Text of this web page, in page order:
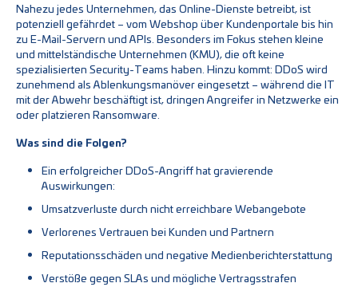
Nahezu jedes Unternehmen, das Online-Dienste betreibt, ist
potenziell gefährdet – vom Webshop über Kundenportale bis hin
zu E-Mail-Servern und APIs. Besonders im Fokus stehen kleine
und mittelständische Unternehmen (KMU), die oft keine
spezialisierten Security-Teams haben. Hinzu kommt: DDoS wird
zunehmend als Ablenkungsmanöver eingesetzt – während die IT
mit der Abwehr beschäftigt ist, dringen Angreifer in Netzwerke ein
oder platzieren Ransomware.
Was sind die Folgen?
Ein erfolgreicher DDoS-Angriff hat gravierende
Auswirkungen:
Umsatzverluste durch nicht erreichbare Webangebote
Verlorenes Vertrauen bei Kunden und Partnern
Reputationsschäden und negative Medienberichterstattung
Verstöße gegen SLAs und mögliche Vertragsstrafen